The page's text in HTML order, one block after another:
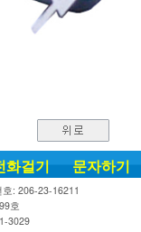
화걸기 문자하기
: 206-23-16211
호
3029